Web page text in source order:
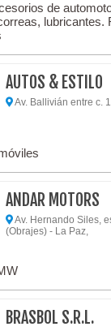
de
lubricantes.
AUTOS & ESTILO
Av. Ballivián entre c.
ANDAR MOTORS
Av. Hernando Siles,
(Obrajes) - La Paz,
BRASBOL S.R.L.